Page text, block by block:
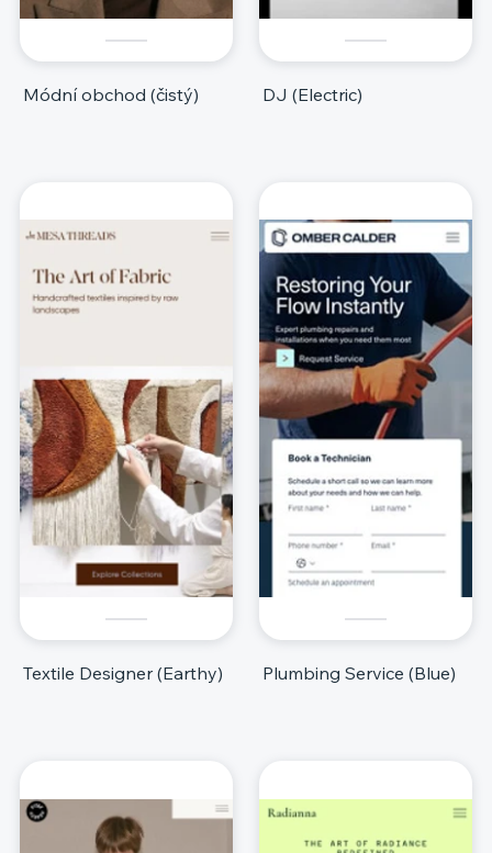
Módní obchod (čistý) DJ (Electric)
Textile Designer (Earthy) Plumbing Service (Blue)